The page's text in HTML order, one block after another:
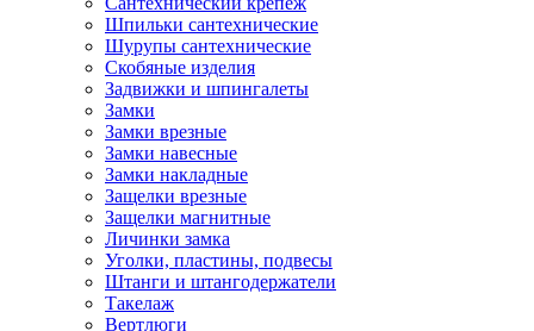
Шпильки сантехнические
Шурупы сантехнические
Скобяные изделия
Задвижки и шпингалеты
Замки
Замки врезные
Замки навесные
Замки накладные
Защелки врезные
Защелки магнитные
Личинки замка
Уголки, пластины, подвесы
Штанги и штангодержатели
Такелаж
Вертлюги